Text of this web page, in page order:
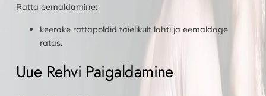
Ratta eemaldamine:
keerake rattapoldid täielikult lahti ja eemaldage
ratas.
Uue Rehvi Paigaldamine